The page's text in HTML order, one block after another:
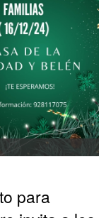
para